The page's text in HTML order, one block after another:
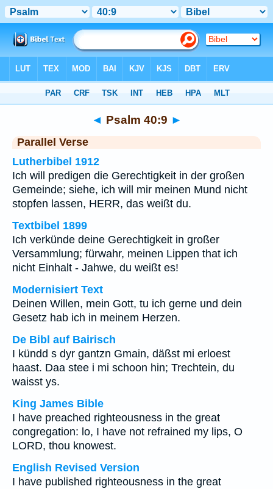
◄ Psalm 40:9 ►
Parallel Verse
Lutherbibel 1912
Ich will predigen die Gerechtigkeit in der großen
Gemeinde; siehe, ich will mir meinen Mund nicht
stopfen lassen, HERR, das weißt du.
Textbibel 1899
Ich verkünde deine Gerechtigkeit in großer
Versammlung; fürwahr, meinen Lippen that ich
nicht Einhalt - Jahwe, du weißt es!
Modernisiert Text
Deinen Willen, mein Gott, tu ich gerne und dein
Gesetz hab ich in meinem Herzen.
De Bibl auf Bairisch
I kündd s dyr gantzn Gmain, däßst mi erloest
haast. Daa stee i mi schoon hin; Trechtein, du
waisst ys.
King James Bible
I have preached righteousness in the great
congregation: lo, I have not refrained my lips, O
LORD, thou knowest.
English Revised Version
I have published righteousness in the great